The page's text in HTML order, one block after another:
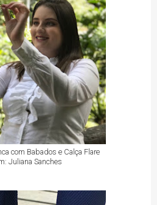
com Babados e Calça Flare
Juliana Sanches